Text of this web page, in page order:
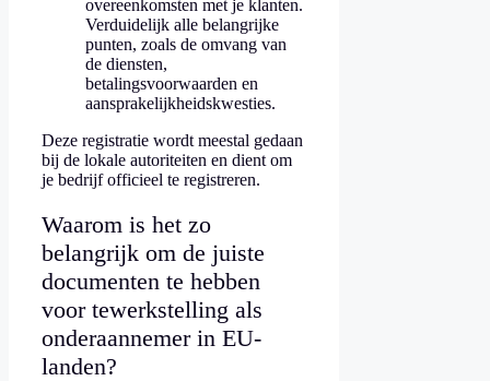
overeenkomsten met je klanten.
Verduidelijk alle belangrijke
punten, zoals de omvang van
de diensten,
betalingsvoorwaarden en
aansprakelijkheidskwesties.
Deze registratie wordt meestal gedaan
bij de lokale autoriteiten en dient om
je bedrijf officieel te registreren.
Waarom is het zo
belangrijk om de juiste
documenten te hebben
voor tewerkstelling als
onderaannemer in EU-
landen?